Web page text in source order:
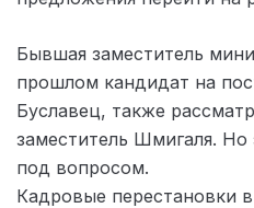
Бывшая заместитель
прошлом кандидат на
Буславец, также
заместитель Шмигаля. Но
под вопросом.
Кадровые перестановки